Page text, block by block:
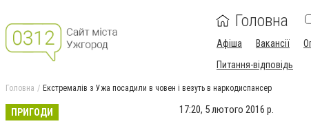
Головна
Афіша Вакансії
Питання-відповідь
Головна Екстремалів з Ужа посадили в човен і везуть в наркодиспансер
ПРИГОДИ 17:20, 5 лютого 2016 р.